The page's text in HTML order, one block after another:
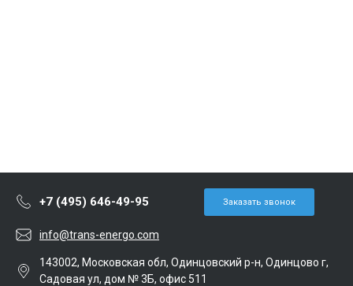
+7 (495) 646-49-95 Заказать звонок
info@trans-energo.com
143002, Московская обл, Одинцовский р-н, Одинцово г,
Садовая ул, дом № 3Б, офис 511